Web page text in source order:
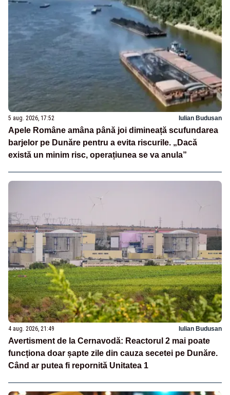
5 aug. 2026, 17:52 Iulian Budusan
Apele Române amâna până joi dimineață scufundarea
barjelor pe Dunăre pentru a evita riscurile. „Dacă
există un minim risc, operațiunea se va anula”
4 aug. 2026, 21:49 Iulian Budusan
Avertisment de la Cernavodă: Reactorul 2 mai poate
funcționa doar șapte zile din cauza secetei pe Dunăre.
Când ar putea fi repornită Unitatea 1